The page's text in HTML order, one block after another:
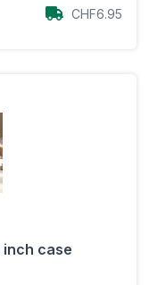
CHF6.95
inch case